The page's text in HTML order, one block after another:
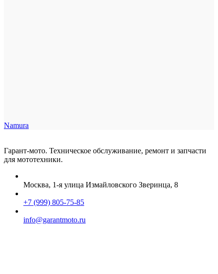
Namura
Гарант-мото. Техническое обслуживание, ремонт и запчасти
для мототехники.
Москва, 1-я улица Измайловского Зверинца, 8
+7 (999) 805-75-85
info@garantmoto.ru